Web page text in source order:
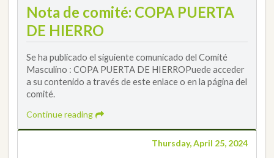
Nota de comité: COPA PUERTA
DE HIERRO
Se ha publicado el siguiente comunicado del Comité
Masculino : COPA PUERTA DE HIERROPuede acceder
a su contenido a través de este enlace o en la página del
comité.
Continue reading
Thursday, April 25, 2024